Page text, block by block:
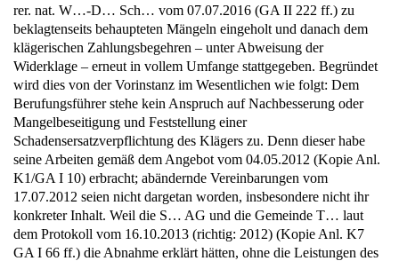
rer. nat. W…-D… Sch… vom 07.07.2016 (GA II 222 ff.) zu
beklagtenseits behaupteten Mängeln eingeholt und danach dem
klägerischen Zahlungsbegehren – unter Abweisung der
Widerklage – erneut in vollem Umfange stattgegeben. Begründet
wird dies von der Vorinstanz im Wesentlichen wie folgt: Dem
Berufungsführer stehe kein Anspruch auf Nachbesserung oder
Mangelbeseitigung und Feststellung einer
Schadensersatzverpflichtung des Klägers zu. Denn dieser habe
seine Arbeiten gemäß dem Angebot vom 04.05.2012 (Kopie Anl.
K1/GA I 10) erbracht; abändernde Vereinbarungen vom
17.07.2012 seien nicht dargetan worden, insbesondere nicht ihr
konkreter Inhalt. Weil die S… AG und die Gemeinde T… laut
dem Protokoll vom 16.10.2013 (richtig: 2012) (Kopie Anl. K7
GA I 66 ff.) die Abnahme erklärt hätten, ohne die Leistungen des